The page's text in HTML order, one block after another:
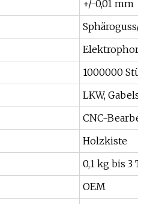
+/-0,01 mm
Sphäroguss/
1000000
LKW,
CNC-
Holzkiste
0,1 kg bis 3
OEM